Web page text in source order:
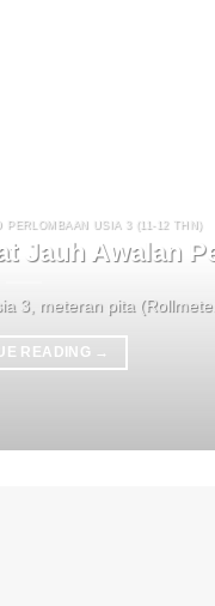
PERLOMBAAN USIA 3 (11-12 THN)
Jauh Awalan
3, meteran pita
READING →